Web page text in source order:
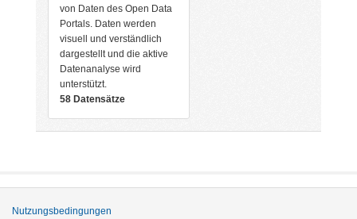
von Daten des Open Data
Portals. Daten werden
visuell und verständlich
dargestellt und die aktive
Datenanalyse wird
unterstützt.
58 Datensätze
Nutzungsbedingungen